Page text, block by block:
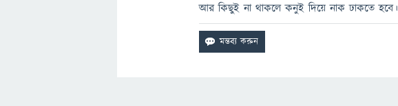
আর কিছুই না থাকলে কনুই দিয়ে নাক ঢাকতে হবে।